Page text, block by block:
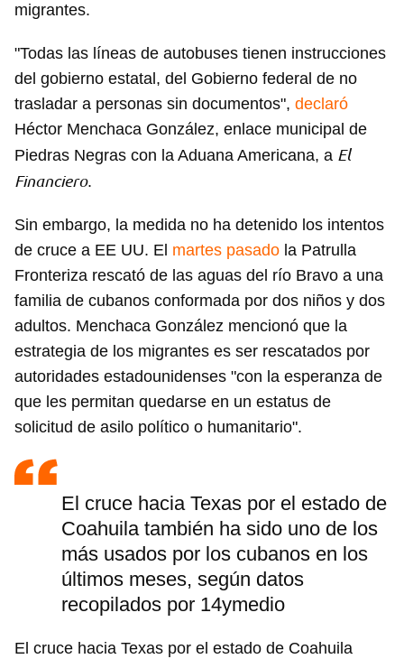
migrantes.
"Todas las líneas de autobuses tienen instrucciones
del gobierno estatal, del Gobierno federal de no
trasladar a personas sin documentos", declaró
Héctor Menchaca González, enlace municipal de
Piedras Negras con la Aduana Americana, a El
Financiero.
Sin embargo, la medida no ha detenido los intentos
de cruce a EE UU. El martes pasado la Patrulla
Fronteriza rescató de las aguas del río Bravo a una
familia de cubanos conformada por dos niños y dos
adultos. Menchaca González mencionó que la
estrategia de los migrantes es ser rescatados por
autoridades estadounidenses "con la esperanza de
que les permitan quedarse en un estatus de
solicitud de asilo político o humanitario".
El cruce hacia Texas por el estado de
Coahuila también ha sido uno de los
más usados por los cubanos en los
últimos meses, según datos
recopilados por 14ymedio
El cruce hacia Texas por el estado de Coahuila